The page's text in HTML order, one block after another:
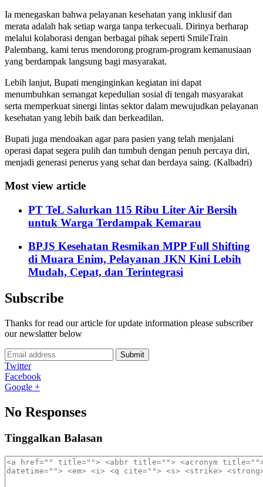
Ia menegaskan bahwa pelayanan kesehatan yang inklusif dan
merata adalah hak setiap warga tanpa terkecuali. Dirinya berharap
melalui kolaborasi dengan berbagai pihak seperti SmileTrain
Palembang, kami terus mendorong program-program kemanusiaan
yang berdampak langsung bagi masyarakat.
Lebih lanjut, Bupati menginginkan kegiatan ini dapat
menumbuhkan semangat kepedulian sosial di tengah masyarakat
serta memperkuat sinergi lintas sektor dalam mewujudkan pelayanan
kesehatan yang lebih baik dan berkeadilan.
Bupati juga mendoakan agar para pasien yang telah menjalani
operasi dapat segera pulih dan tumbuh dengan penuh percaya diri,
menjadi generasi penerus yang sehat dan berdaya saing. (Kalbadri)
Most view article
PT TeL Salurkan 115 Ribu Liter Air Bersih
untuk Warga Terdampak Kemarau
BPJS Kesehatan Resmikan MPP Full Shifting
di Muara Enim, Pelayanan JKN Kini Lebih
Mudah, Cepat, dan Terintegrasi
Subscribe
Thanks for read our article for update information please subscriber
our newslatter below
Submit
Twitter
Facebook
Google +
No Responses
Tinggalkan Balasan